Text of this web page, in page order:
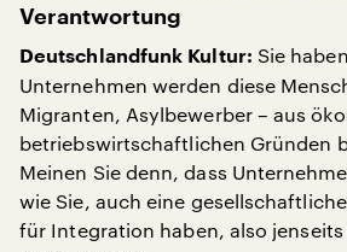
Verantwortung
Deutschlandfunk Kultur: Sie
Unternehmen werden diese
Migranten, Asylbewerber – aus
betriebswirtschaftlichen Gründen
Meinen Sie denn, dass
wie Sie, auch eine
für Integration haben, also